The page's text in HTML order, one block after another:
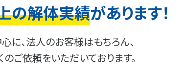
の解体実績があります！
に、法人のお客様はもちろん、
ご依頼をいただいております。